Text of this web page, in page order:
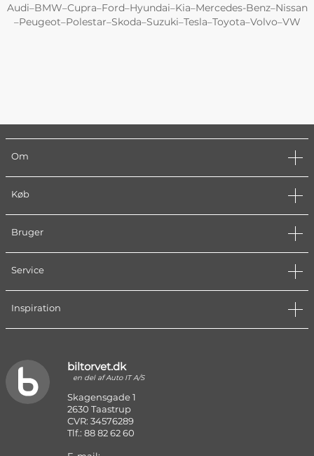
Audi–BMW–Cupra–Ford–Hyundai–Kia–Mercedes-Benz–Nissan
–Peugeot–Polestar–Skoda–Suzuki–Tesla–Toyota–Volvo–VW
Om
Køb
Bruger
Service
Inspiration
biltorvet.dk
en del af Auto IT A/S
Skagensgade 1
2630 Taastrup
CVR: 34576289
Tlf.: 88 82 62 60